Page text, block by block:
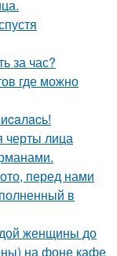
за час?
где можно
черты лица
перед нами
в
женщины до
на фоне кафе